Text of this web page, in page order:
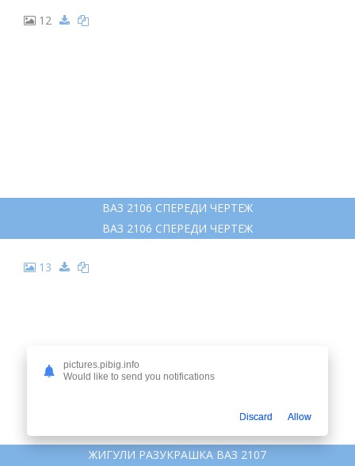
12
ВАЗ 2106 СПЕРЕДИ ЧЕРТЕЖ
ВАЗ 2106 СПЕРЕДИ ЧЕРТЕЖ
13
ЖИГУЛИ РАЗУКРАШКА ВАЗ 2107
pictures.pibig.info
Would like to send you notifications
Discard Allow